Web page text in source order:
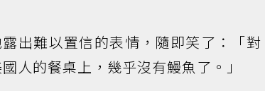
出難以置信的表情，隨即笑了：「
人的餐桌上，幾乎沒有鰻魚了。」